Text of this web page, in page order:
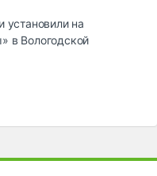
установили на
в Вологодской